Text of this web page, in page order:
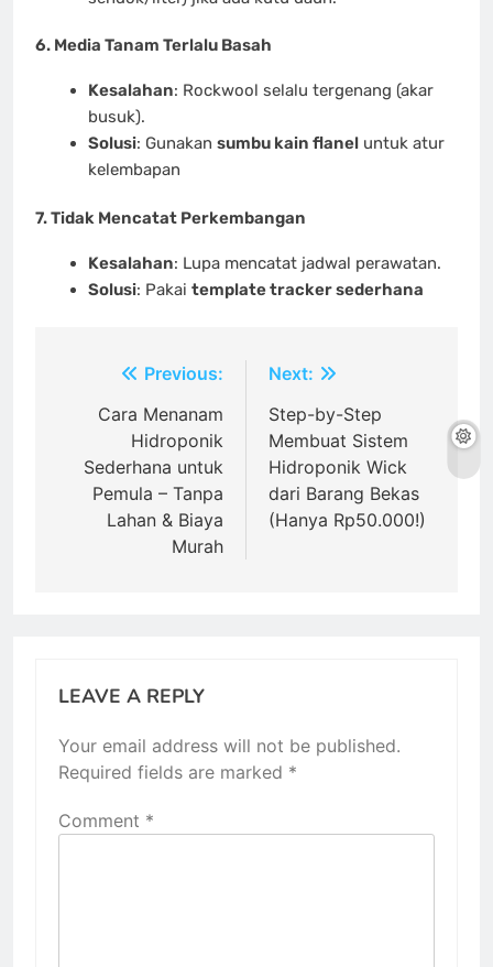
6. Media Tanam Terlalu Basah
Kesalahan: Rockwool selalu tergenang (akar
busuk).
Solusi: Gunakan sumbu kain flaneluntuk atur
kelembapan
7. Tidak Mencatat Perkembangan
Kesalahan: Lupa mencatat jadwal perawatan.
Solusi: Pakai template tracker sederhana
navigation
Previous:
Cara Menanam
Hidroponik
Sederhana untuk
Pemula – Tanpa
Lahan & Biaya
Murah
Next:
Step-by-Step
Membuat Sistem
Hidroponik Wick
dari Barang Bekas
(Hanya Rp50.000!)
LEAVE A REPLY
Your email address will not be published.
Required fields are marked *
Comment *